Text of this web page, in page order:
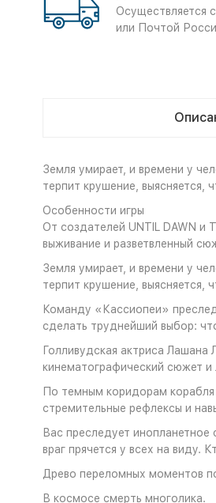
Осуществляется
или Почтой
Земля умирает, и времени у
терпит крушение, выясняется,
Особенности игры
От создателей UNTIL DAWN и
выживание и разветвленный
Земля умирает, и времени у
терпит крушение, выясняется,
Команду «Кассиопеи»
сделать труднейший выбор:
Голливудская актриса
кинематографический сюжет
По темным коридорам корабля
стремительные рефлексы и
Вас преследует
враг прячется у всех на виду.
Древо переломных моментов
В космосе смерть многолика.